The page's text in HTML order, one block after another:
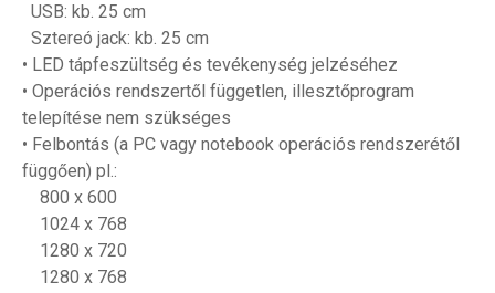
USB: kb. 25 cm
Sztereó jack: kb. 25 cm
• LED tápfeszültség és tevékenység jelzéséhez
• Operációs rendszertől független, illesztőprogram
telepítése nem szükséges
• Felbontás (a PC vagy notebook operációs rendszerétől
függően) pl.:
800 x 600
1024 x 768
1280 x 720
1280 x 768